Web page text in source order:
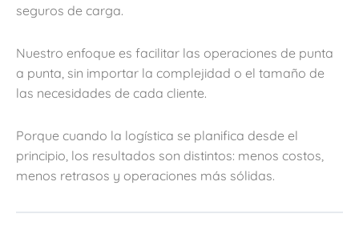
seguros de carga.
Nuestro enfoque es facilitar las operaciones de punta
a punta, sin importar la complejidad o el tamaño de
las necesidades de cada cliente.
Porque cuando la logística se planifica desde el
principio, los resultados son distintos: menos costos,
menos retrasos y operaciones más sólidas.